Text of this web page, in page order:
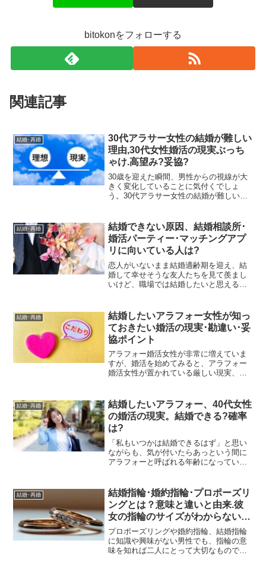
bitokonをフォローする
関連記事
結婚･再婚
30代アラサー女性の結婚が難しい
理由,30代女性婚活の現実ぶっち
ゃけ.高望み?妥協?
30歳を迎えた瞬間、男性からの視線が大
きく変化していることに気付くでしょ
う。30代アラサー女性の結婚が難しい理
か？30代アラサーからでも幸せな結婚、
理想の旦那をGetしたいなら、30代女性婚
活の現実ぶっちゃけを知って、持つべき
結婚観や正しい婚活の仕方を再確認し、
地に足付けた婚活をしましょう。厳しい
現実と戦うためにも、黙って待っている
だけの態度は厳禁です。
結婚･再婚
結婚できない原因、結婚相談所･
婚活パーティー･マッチングアプ
リに向いている人は?
恋人がいないまま結婚適齢期を迎え、結
婚して幸せそうな友人たちを見て羨まし
いけど、職場では結婚したいと思えるよ
てもらっても「お友達」から進展しな
い。街コンや婚活パーティーが全国で開
催され、結婚相談所も増え、SNSで知り
合いになるなど、男女が比較的簡単に出
会え、婚活できる環境が整った時代です
が、“運命の人と出会えないまま、独身で
いつづけるのかなぁ？”と不安に思う男女
が増えています。結婚したいけど出会い
結婚できない原因は何なのでしょうか。
どうすれば結婚相手に出会えるのか紹介
します。
結婚･再婚
結婚したいアラフォー女性が知っ
ておきたい婚活の現実･勘違い･妥
協ポイント
アラフォー婚活女性が非常に増えていま
すが、婚活を始めてみると、アラフォー
婚活女性が置かれている厳しい現実、勘
の本音やアラフォー婚活の成婚の可能
性、妥協ポイントなどを知り、他のアラ
フォー独身女性と大きく差をつけていき
ましょう。
結婚･再婚
結婚したいアラフォー、40代女性
の婚活の現実。結婚できる?確率
は?
「私もいつかは結婚できるはず」と思い
ながらも、気が付いたらあっという間に
アラフォーと呼ばれる年齢になってい
いるものの、実際に結婚につながるチャ
ンスはつかめていない。それならば、も
う一度「アラフォー女性の婚活の現実」
を冷静な目で分析してみるのはいかがで
しょうか？40代ぎりぎり手前の39歳で同
世代男性と初婚を果たした筆者が、実体
験に基づいた婚活の現実をナビゲートし
ます。
結婚･再婚
結婚指輪･婚約指輪･プロポーズリ
ングとは？意味と違いと由来.彼
女の指輪のサイズがわからないと
きは？
プロポーズリングや婚約指輪、結婚指輪
に知識や興味がない男性でも、指輪の意
味を知れば二人にとって大切なものであ